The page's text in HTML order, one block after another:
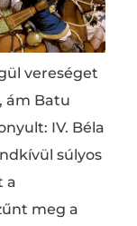
vereséget
ám Batu
IV. Béla
súlyos
a
meg a